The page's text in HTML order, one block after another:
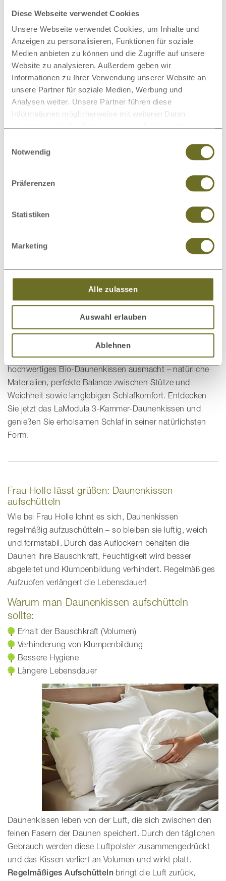
Diese Webseite verwendet Cookies
Unsere Webseite verwendet Cookies, um Inhalte und
Anzeigen zu personalisieren, Funktionen für soziale
Medien anbieten zu können und die Zugriffe auf unsere
Website zu analysieren. Außerdem geben wir
Informationen zu Ihrer Verwendung unserer Website an
unsere Partner für soziale Medien, Werbung und
Analysen weiter. Unsere Partner führen diese
Informationen möglicherweise mit weiteren Daten
haben.
Notwendig
Präferenzen
Statistiken
Marketing
Alle zulassen
Auswahl erlauben
Ablehnen
Kammer-Daunenkissen, das ausschließlich eine
weiche Füllung bietet, punktet das 3-Kammer-
Kissen durch eine verbesserte Stütze im Nacken
durchFormstabilitätund ist ideal fürSeiten-,
Rücken- und Bauchschläfergeeignet.
bessere Nackenstütze - der Kopf sinkt nicht zu
längere Formstabilität – behält dauerhaft seine
Stützkraft
und Bauchschläfer
Die Hülle aus feinem Daunen-Batist aus 100 % Bio-
Naturbettwaren von LaModula wird auch dieses Kissen
mit viel Liebe zum Detail und unter fairen, nachhaltigen
Bedingungen hergestellt.
Fazit:Das 3-Kammer-Daunenkissen vereint alles, was ein
hochwertiges Bio-Daunenkissen ausmacht – natürliche
Materialien, perfekte Balance zwischen Stütze und
Weichheit sowie langlebigen Schlafkomfort. Entdecken
Sie jetzt das LaModula 3-Kammer-Daunenkissen und
genießen Sie erholsamen Schlaf in seiner natürlichsten
Form.
Frau Holle lässt grüßen: Daunenkissen
aufschütteln
Wie bei Frau Holle lohnt es sich, Daunenkissen
regelmäßig aufzuschütteln – so bleiben sie luftig, weich
und formstabil. Durch das Auflockern behalten die
Daunen ihre Bauschkraft, Feuchtigkeit wird besser
abgeleitet und Klumpenbildung verhindert. Regelmäßiges
Aufzupfen verlängert die Lebensdauer!
Warum man Daunenkissen aufschütteln
sollte:
Erhalt der Bauschkraft (Volumen)
Verhinderung von Klumpenbildung
Bessere Hygiene
Längere Lebensdauer
Daunenkissen leben von der Luft, die sich zwischen den
feinen Fasern der Daunen speichert. Durch den täglichen
Gebrauch werden diese Luftpolster zusammengedrückt
und das Kissen verliert an Volumen und wirkt platt.
Regelmäßiges Aufschütteln bringt die Luft zurück,